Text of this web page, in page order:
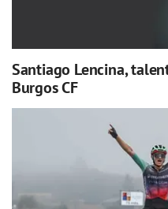
Santiago Lencina,
Burgos CF